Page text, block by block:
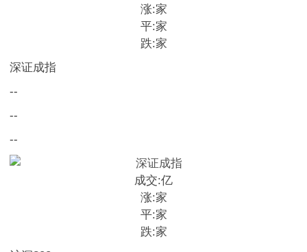
涨:家
平:家
跌:家
深证成指
--
--
--
成交:亿
涨:家
平:家
跌:家